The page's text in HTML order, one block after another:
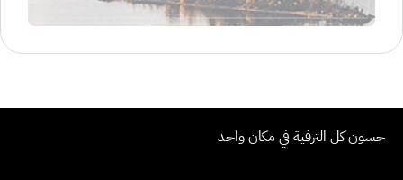
حسون كل الترفية في مكان واحد